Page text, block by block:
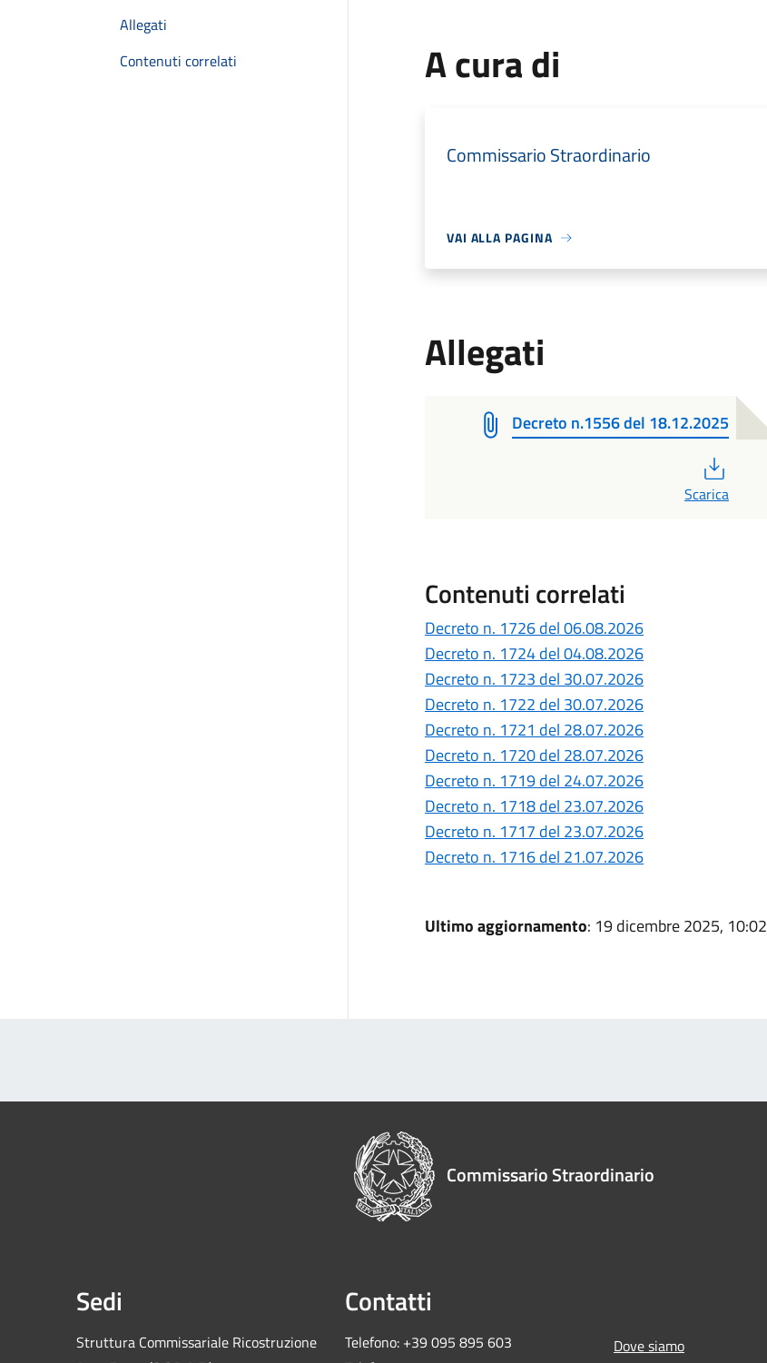
Allegati
Contenuti correlati
A cura di
Commissario Straordinario
VAI ALLA PAGINA
Allegati
Decreto n.1556 del 18.12.2025
Scarica
Contenuti correlati
Decreto n. 1726 del 06.08.2026
Decreto n. 1724 del 04.08.2026
Decreto n. 1723 del 30.07.2026
Decreto n. 1722 del 30.07.2026
Decreto n. 1721 del 28.07.2026
Decreto n. 1720 del 28.07.2026
Decreto n. 1719 del 24.07.2026
Decreto n. 1718 del 23.07.2026
Decreto n. 1717 del 23.07.2026
Decreto n. 1716 del 21.07.2026
Ultimo aggiornamento: 19 dicembre 2025, 10:02
Commissario Straordinario
Sedi
Struttura Commissariale Ricostruzione
Contatti
Telefono: +39 095 895 603
Dove siamo